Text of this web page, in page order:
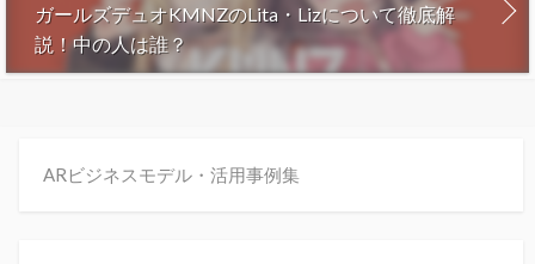
ガールズデュオKMNZのLita・Lizについて徹底解
説！中の人は誰？
ARビジネスモデル・活用事例集